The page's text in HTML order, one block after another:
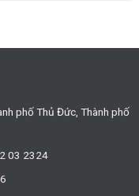
phố Thủ Đức, Thành phố
03 2324